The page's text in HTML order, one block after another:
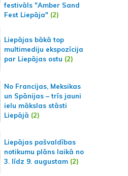
festivāls "Amber Sand
Fest Liepāja" (2)
Liepājas bākā top
multimediju ekspozīcija
par Liepājas ostu (2)
No Francijas, Meksikas
un Spānijas – trīs jauni
ielu mākslas stāsti
Liepājā (2)
Liepājas pašvaldības
notikumu plāns laikā no
3. līdz 9. augustam (2)